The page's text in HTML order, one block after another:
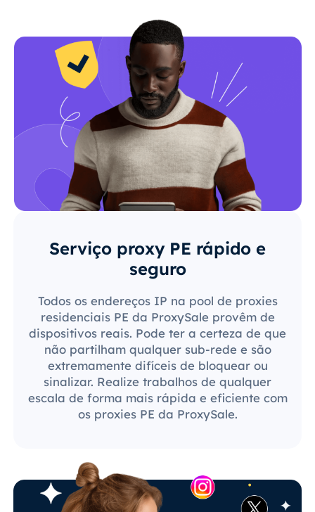
Serviço proxy PE rápido e
seguro
Todos os endereços IP na pool de proxies
residenciais PE da ProxySale provêm de
dispositivos reais. Pode ter a certeza de que
não partilham qualquer sub-rede e são
extremamente difíceis de bloquear ou
sinalizar. Realize trabalhos de qualquer
escala de forma mais rápida e eficiente com
os proxies PE da ProxySale.